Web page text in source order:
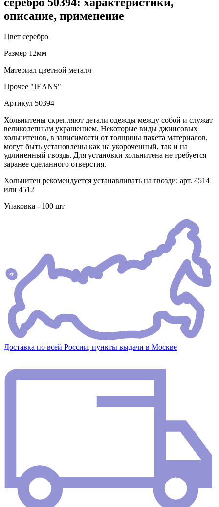
серебро 50394: характеристики,
описание, применение
Цвет серебро
Размер 12мм
Материал цветной металл
Прочее "JEANS"
Артикул 50394
Хольнитены скрепляют детали одежды между собой и служат
великолепным украшением. Некоторые виды джинсовых
хольнитенов, в зависимости от толщины пакета материалов,
могут быть установлены как на укороченный, так и на
удлиненный гвоздь. Для установки хольнитена не требуется
заранее сделанного отверстия.
Хольнитен рекомендуется устанавливать на гвозди: арт. 4514
или 4512
Упаковка - 100 шт
Доставка по всей России, пункты выдачи в Москве